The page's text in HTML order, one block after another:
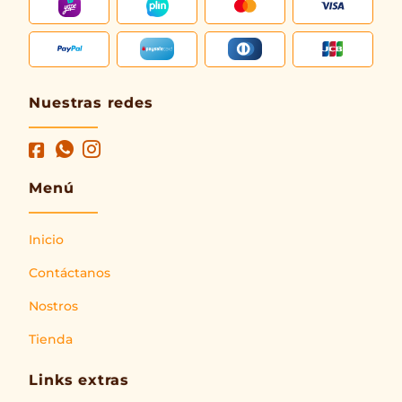
Nuestras redes
Menú
Inicio
Contáctanos
Nostros
Tienda
Links extras